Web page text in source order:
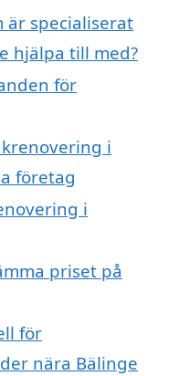
är specialiserat
hjälpa till med?
för
i
företag
i
priset på
för
nära Bälinge